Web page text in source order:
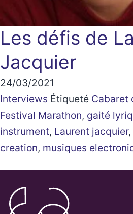
Les défis de
Jacquier
24/03/2021
Interviews Étiqueté Cabaret
Festival Marathon, gaité
instrument, Laurent jacquier,
creation, musiques